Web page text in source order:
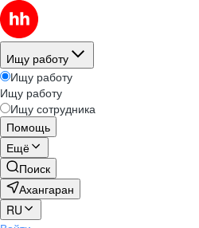
Ищу работу
Ищу работу
Ищу работу
Ищу сотрудника
Помощь
Ещё
Поиск
Ахангаран
RU